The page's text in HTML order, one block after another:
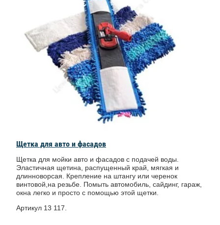
Щетка для авто и фасадов
Щетка для мойки авто и фасадов с подачей воды.
Эластичная щетина, распущенный край, мягкая и
длинноворсая. Крепление на штангу или черенок
винтовой,на резьбе. Помыть автомобиль, сайдинг, гараж,
окна легко и просто с помощью этой щетки.
Артикул 13 117.